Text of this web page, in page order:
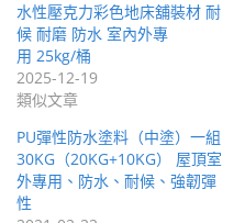
水性壓克力彩色地床舖裝材 耐
候 耐磨 防水 室內外專
用 25kg/桶
2025-12-19
類似文章
PU彈性防水塗料（中塗）一組
30KG（20KG+10KG） 屋頂室
外專用、防水、耐候、強韌彈
性